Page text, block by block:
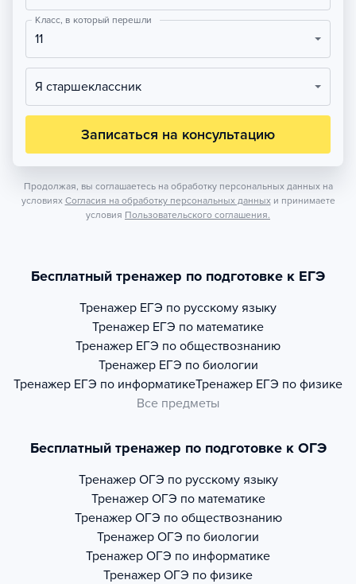
Класс, в который перешли
11
Я старшеклассник
Записаться на консультацию
Продолжая, вы соглашаетесь на обработку персональных данных на
условиях Согласия на обработку персональных данных и принимаете
условия Пользовательского соглашения.
Бесплатный тренажер по подготовке к ЕГЭ
Тренажер ЕГЭ по русскому языку
Тренажер ЕГЭ по математике
Тренажер ЕГЭ по обществознанию
Тренажер ЕГЭ по биологии
Тренажер ЕГЭ по информатикеТренажер ЕГЭ по физике
Все предметы
Бесплатный тренажер по подготовке к ОГЭ
Тренажер ОГЭ по русскому языку
Тренажер ОГЭ по математике
Тренажер ОГЭ по обществознанию
Тренажер ОГЭ по биологии
Тренажер ОГЭ по информатике
Тренажер ОГЭ по физике